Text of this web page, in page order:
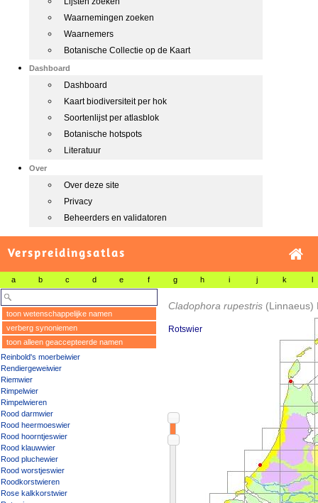
Waarnemingen zoeken
Waarnemers
Botanische Collectie op de Kaart
Dashboard
Dashboard
Kaart biodiversiteit per hok
Soortenlijst per atlasblok
Botanische hotspots
Literatuur
Over
Over deze site
Privacy
Beheerders en validatoren
Verspreidingsatlas
a b c d e f g h i j k l
toon wetenschappelijke namen
verberg synoniemen
toon alleen geaccepteerde namen
Reinbold's moerbeiwier
Rendiergeweiwier
Riemwier
Rimpelwier
Rimpelwieren
Rood darmwier
Rood heermoeswier
Rood hoorntjeswier
Rood klauwwier
Rood pluchewier
Rood worstjeswier
Roodkorstwieren
Rose kalkkorstwier
Cladophora rupestris (Linnaeus)
Rotswier